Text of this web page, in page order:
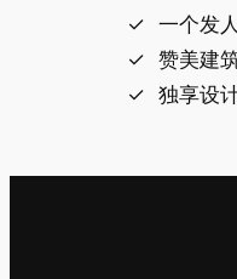
一个发
赞美建
独享设